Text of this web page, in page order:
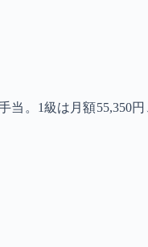
。1級は月額55,350円